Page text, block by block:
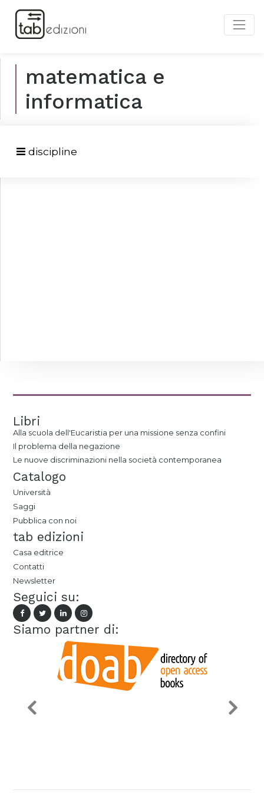
matematica e
informatica
discipline
Libri
Alla scuola dell'Eucaristia per una missione senza confini
Il problema della negazione
Le nuove discriminazioni nella società contemporanea
Catalogo
Università
Saggi
Pubblica con noi
tab edizioni
Casa editrice
Contatti
Newsletter
Seguici su:
Siamo partner di: